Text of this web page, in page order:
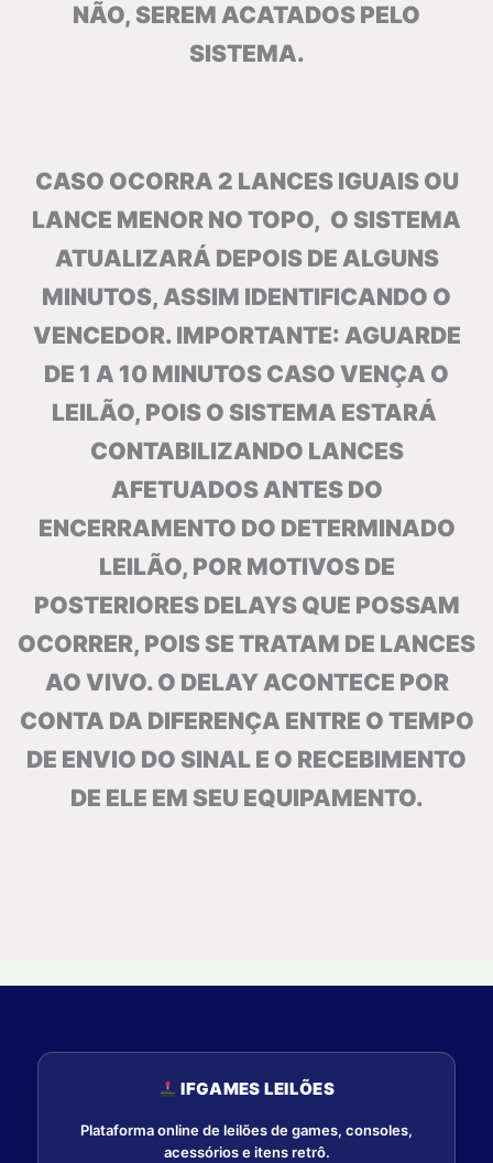
NÃO, SEREM ACATADOS PELO
SISTEMA.
CASO OCORRA 2 LANCES IGUAIS OU
LANCE MENOR NO TOPO, O SISTEMA
ATUALIZARÁ DEPOIS DE ALGUNS
MINUTOS, ASSIM IDENTIFICANDO O
VENCEDOR. IMPORTANTE: AGUARDE
DE 1 A 10 MINUTOS CASO VENÇA O
LEILÃO, POIS O SISTEMA ESTARÁ
CONTABILIZANDO LANCES
AFETUADOS ANTES DO
ENCERRAMENTO DO DETERMINADO
LEILÃO, POR MOTIVOS DE
POSTERIORES DELAYS QUE POSSAM
OCORRER, POIS SE TRATAM DE LANCES
AO VIVO. O DELAY ACONTECE POR
CONTA DA DIFERENÇA ENTRE O TEMPO
DE ENVIO DO SINAL E O RECEBIMENTO
DE ELE EM SEU EQUIPAMENTO.
IFGAMES LEILÕES
Plataforma online de leilões de games, consoles,
acessórios e itens retrô.